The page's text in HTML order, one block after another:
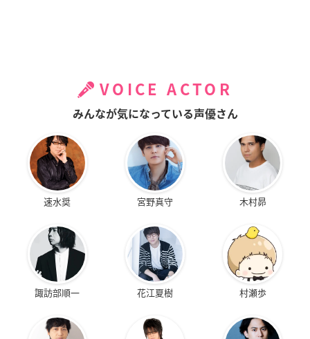
VOICE ACTOR
みんなが気になっている声優さん
速水奨 宮野真守 木村昴
諏訪部順一 花江夏樹 村瀬歩